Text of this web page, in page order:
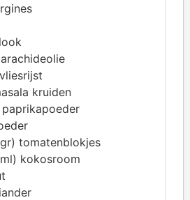
kruiden
tomatenblokjes
kokosroom